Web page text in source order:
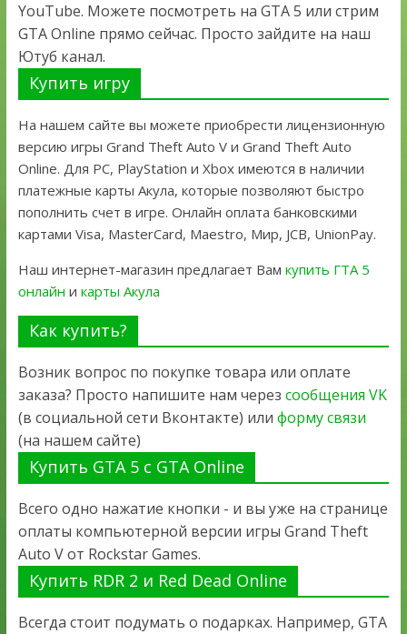
YouTube. Можете посмотреть на GTA 5 или стрим
GTA Online прямо сейчас. Просто зайдите на наш
Ютуб канал.
Купить игру
На нашем сайте вы можете приобрести лицензионную
версию игры Grand Theft Auto V и Grand Theft Auto
Online. Для PC, PlayStation и Xbox имеются в наличии
платежные карты Акула, которые позволяют быстро
пополнить счет в игре. Онлайн оплата банковскими
картами Visa, MasterCard, Maestro, Мир, JCB, UnionPay.
Наш интернет-магазин предлагает Вам купить ГТА 5
онлайн и карты Акула
Как купить?
Возник вопрос по покупке товара или оплате
заказа? Просто напишите нам через сообщения VK
(в социальной сети Вконтакте) или форму связи
(на нашем сайте)
Купить GTA 5 с GTA Online
Всего одно нажатие кнопки - и вы уже на странице
оплаты компьютерной версии игры Grand Theft
Auto V от Rockstar Games.
Купить RDR 2 и Red Dead Online
Всегда стоит подумать о подарках. Например, GTA